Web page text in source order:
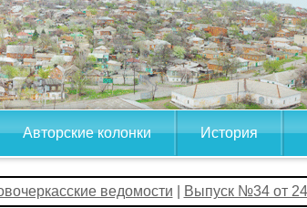
Авторские колонки История
ведомости Выпуск №34 от 24